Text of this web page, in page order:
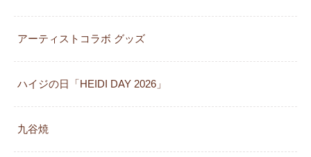
アーティストコラボ グッズ
ハイジの日「HEIDI DAY 2026」
九谷焼